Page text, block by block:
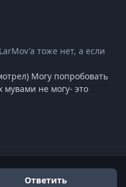
тоже нет, а если
Могу попробовать
мувами не могу- это
Ответить